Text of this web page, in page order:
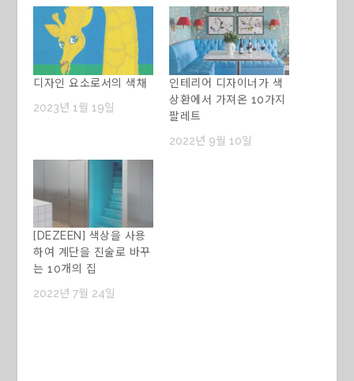
디자인 요소로서의 색채
2023년 1월 19일
인테리어 디자이너가 색
상환에서 가져온 10가지
팔레트
2022년 9월 10일
[DEZEEN] 색상을 사용
하여 계단을 진술로 바꾸
는 10개의 집
2022년 7월 24일